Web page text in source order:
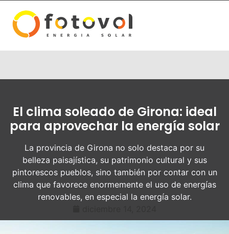
El clima soleado de Girona: ideal
para aprovechar la energía solar
La provincia de Girona no solo destaca por su
belleza paisajística, su patrimonio cultural y sus
pintorescos pueblos, sino también por contar con un
clima que favorece enormemente el uso de energías
renovables, en especial la energía solar.